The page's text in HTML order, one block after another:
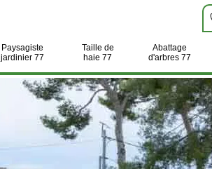
Paysagiste
jardinier 77
Taille de
haie 77
Abattage
d'arbres 77